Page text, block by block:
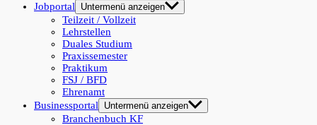
Jobportal
Untermenü anzeigen
Teilzeit / Vollzeit
Lehrstellen
Duales Studium
Praxissemester
Praktikum
FSJ / BFD
Ehrenamt
Businessportal
Untermenü anzeigen
Branchenbuch KF